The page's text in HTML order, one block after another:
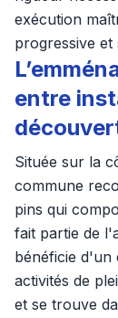
exécution
progressive et
entre
Située sur la
commune
pins qui
fait partie de
bénéficie d'un
activités de
et se trouve